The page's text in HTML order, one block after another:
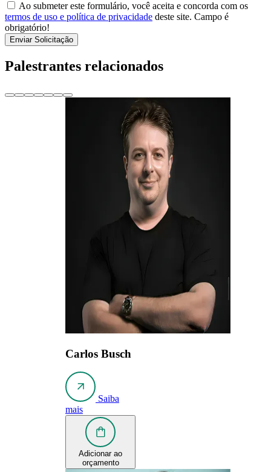
Ao submeter este formulário, você aceita e concorda com os
termos de uso e política de privacidade deste site. Campo é
obrigatório!
Enviar Solicitação
Palestrantes relacionados
Carlos Busch
Saiba
mais
Adicionar ao
orçamento